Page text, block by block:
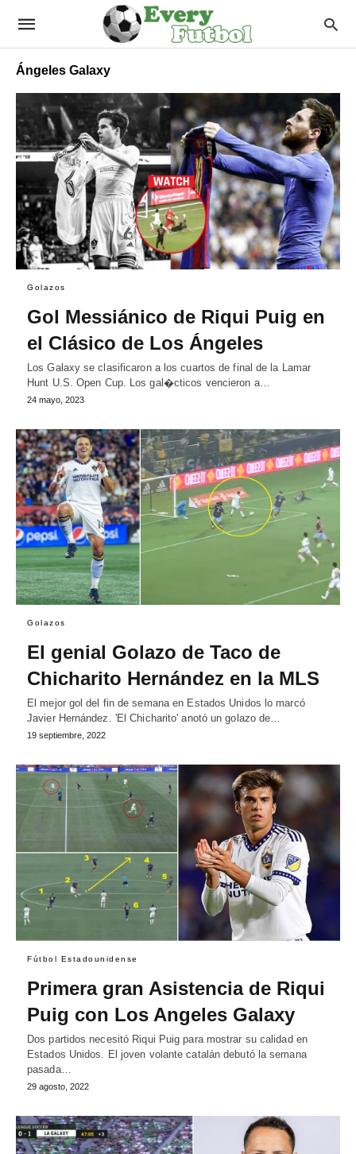
Ángeles Galaxy
Golazos
Gol Messiánico de Riqui Puig en
el Clásico de Los Ángeles
Los Galaxy se clasificaron a los cuartos de final de la Lamar
Hunt U.S. Open Cup. Los gal�cticos vencieron a…
24 mayo, 2023
Golazos
El genial Golazo de Taco de
Chicharito Hernández en la MLS
El mejor gol del fin de semana en Estados Unidos lo marcó
Javier Hernández. 'El Chicharito' anotó un golazo de…
19 septiembre, 2022
Fútbol Estadounidense
Primera gran Asistencia de Riqui
Puig con Los Angeles Galaxy
Dos partidos necesitó Riqui Puig para mostrar su calidad en
Estados Unidos. El joven volante catalán debutó la semana
pasada…
29 agosto, 2022